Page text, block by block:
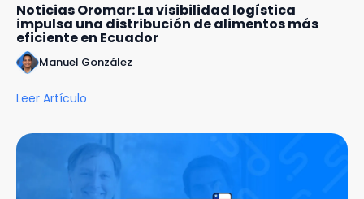
Noticias Oromar: La visibilidad logística
impulsa una distribución de alimentos más
eficiente en Ecuador
Manuel González
Leer Artículo